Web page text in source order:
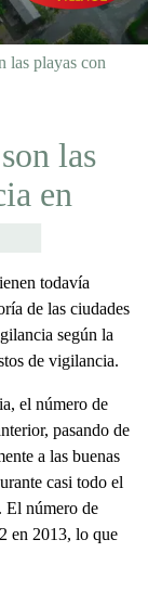
las playas con
las
en
todavía
de las ciudades
según la
de vigilancia.
el número de
pasando de
a las buenas
casi todo el
El número de
en 2013, lo que